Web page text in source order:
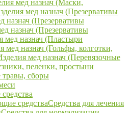
мед назнач (Маски,
мед назнач (Презервативы
назнач (Презервативы
назнач (Презервативы
мед назнач (Пластыри
мед назнач (Гольфы, колготки,
мед назнач (Перевязочные
пеленки, простыни
травы, сборы
средстваСредства для лечения